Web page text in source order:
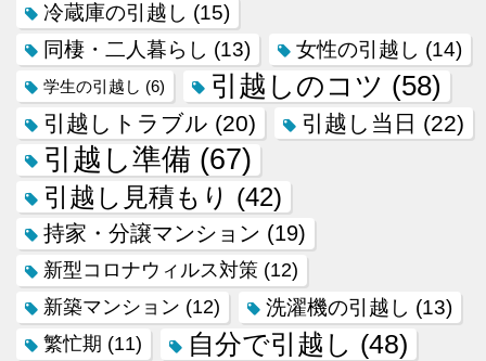
冷蔵庫の引越し (15)
同棲・二人暮らし (13) 女性の引越し (14)
学生の引越し (6) 引越しのコツ (58)
引越しトラブル (20) 引越し当日 (22)
引越し準備 (67)
引越し見積もり (42)
持家・分譲マンション (19)
新型コロナウィルス対策 (12)
新築マンション (12) 洗濯機の引越し (13)
繁忙期 (11) 自分で引越し (48)